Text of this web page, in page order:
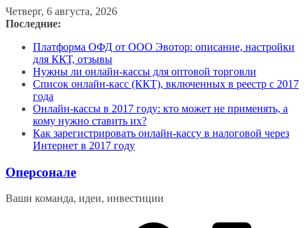
Перейти
к
Четверг, 6 августа, 2026
Последние:
Платформа ОФД от ООО Эвотор: описание, настройки
для ККТ, отзывы
Нужны ли онлайн-кассы для оптовой торговли
Список онлайн-касс (ККТ), включенных в реестр с 2017
года
Онлайн-кассы в 2017 году: кто может не применять, а
кому нужно ставить их?
Как зарегистрировать онлайн-кассу в налоговой через
Интернет в 2017 году
Оперсонале
Ваши команда, идеи, инвестиции